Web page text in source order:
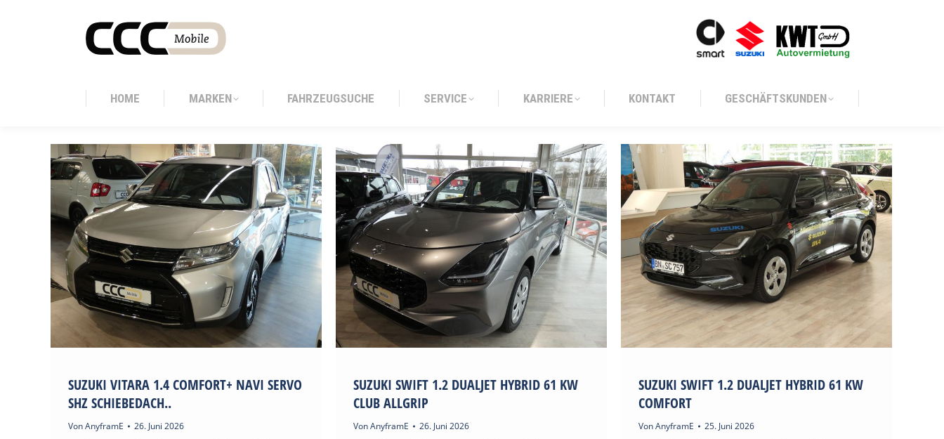
HOME MARKEN FAHRZEUGSUCHE SERVICE KARRIERE KONTAKT GESCHÄFTSKUNDEN
SUZUKI VITARA 1.4 COMFORT+ NAVI SERVO
SHZ SCHIEBEDACH..
VonAnyframE 26. Juni 2026
SUZUKI SWIFT 1.2 DUALJET HYBRID 61 KW
CLUB ALLGRIP
VonAnyframE 26. Juni 2026
SUZUKI SWIFT 1.2 DUALJET HYBRID 61 KW
COMFORT
VonAnyframE 25. Juni 2026
HOME MARKEN GESCHÄFTSKUNDEN